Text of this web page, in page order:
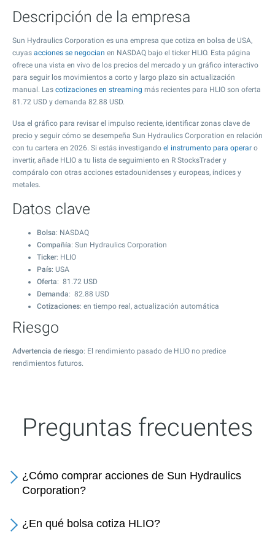
Descripción de la empresa
Sun Hydraulics Corporation es una empresa que cotiza en bolsa de USA,
cuyas acciones se negocian en NASDAQ bajo el ticker HLIO. Esta página
ofrece una vista en vivo de los precios del mercado y un gráfico interactivo
para seguir los movimientos a corto y largo plazo sin actualización
manual. Las cotizaciones en streaming más recientes para HLIO son oferta
81.72 USD y demanda 82.88 USD.
Usa el gráfico para revisar el impulso reciente, identificar zonas clave de
precio y seguir cómo se desempeña Sun Hydraulics Corporation en relación
con tu cartera en 2026. Si estás investigando el instrumento para operar o
invertir, añade HLIO a tu lista de seguimiento en R StocksTrader y
compáralo con otras acciones estadounidenses y europeas, índices y
metales.
Datos clave
Bolsa: NASDAQ
Compañía: Sun Hydraulics Corporation
Ticker: HLIO
País: USA
Oferta: 81.72 USD
Demanda: 82.88 USD
Cotizaciones: en tiempo real, actualización automática
Riesgo
Advertencia de riesgo: El rendimiento pasado de HLIO no predice
rendimientos futuros.
Preguntas frecuentes
¿Cómo comprar acciones de Sun Hydraulics
Corporation?
¿En qué bolsa cotiza HLIO?